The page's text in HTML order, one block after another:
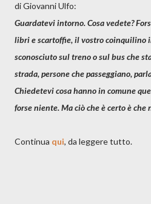
di Giovanni Ulfo:
Guardatevi intorno. Cosa vedete?
libri e scartoffie, il vostro coinquilino
sconosciuto sul treno o sul bus che
strada, persone che passeggiano,
Chiedetevi cosa hanno in comune
forse niente. Ma ciò che è certo è che
Continua qui, da leggere tutto.